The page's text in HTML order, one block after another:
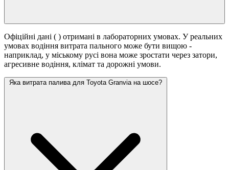
Офіційні дані ( ) отримані в лабораторних умовах. У реальних
умовах водіння витрата пального може бути вищою -
наприклад, у міському русі вона може зростати через затори,
агресивне водіння, клімат та дорожні умови.
Яка витрата палива для Toyota Granvia на шосе?